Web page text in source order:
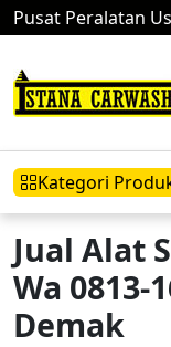
Pusat Peralatan
Kategori
Hidrolik Mobil
Jual Alat
Wa 0813-
Demak